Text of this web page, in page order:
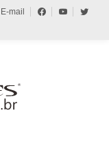
E-mail